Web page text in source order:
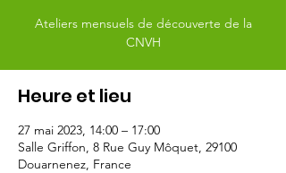
Ateliers mensuels de découverte de la
CNVH
Heure et lieu
27 mai 2023, 14:00 – 17:00
Salle Griffon, 8 Rue Guy Môquet, 29100
Douarnenez, France